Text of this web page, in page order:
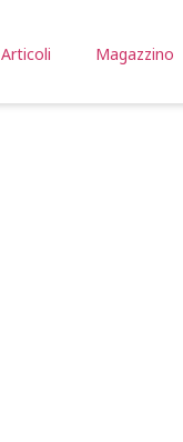
Articoli Magazzino